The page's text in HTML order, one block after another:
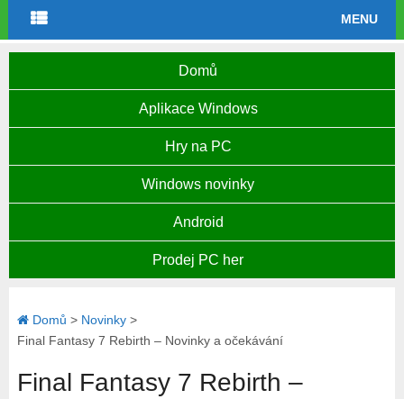
MENU
Domů
Aplikace Windows
Hry na PC
Windows novinky
Android
Prodej PC her
Domů > Novinky>
Final Fantasy 7 Rebirth – Novinky a očekávání
Final Fantasy 7 Rebirth –